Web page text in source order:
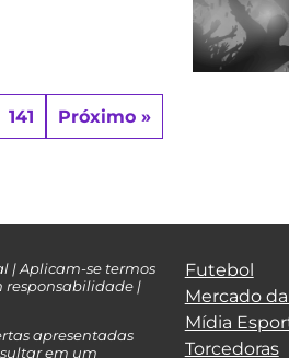
141 Próximo »
| Aplicam-se termos
responsabilidade |
apresentadas
em um
Futebol
Mercado
Mídia
Torcedoras